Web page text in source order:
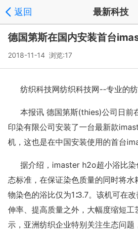
返回 最新科技
德国第斯在国内安装首台
2018-11-14 浏览:17
纺织科技网纺织科技网--专业的
本报讯 德国第斯(thies)公司日前
印染有限公司安装了一台最新款
机，这也是在中国安装使用的首台
据介绍，imaster h2o超小浴比染
态标准，在保证染色质量的同时将水
物染色的浴比仅为1∶3.7。该机可在
伸率、提高质量之外，大幅度缩短工
示，亚洲纺织企业特别关注生态问题